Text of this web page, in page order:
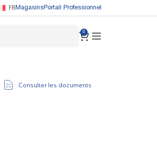
FRMagasinsPortail Professionnel
0
Consulter les documents